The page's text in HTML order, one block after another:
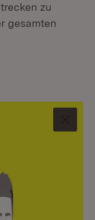
zu
gesamten